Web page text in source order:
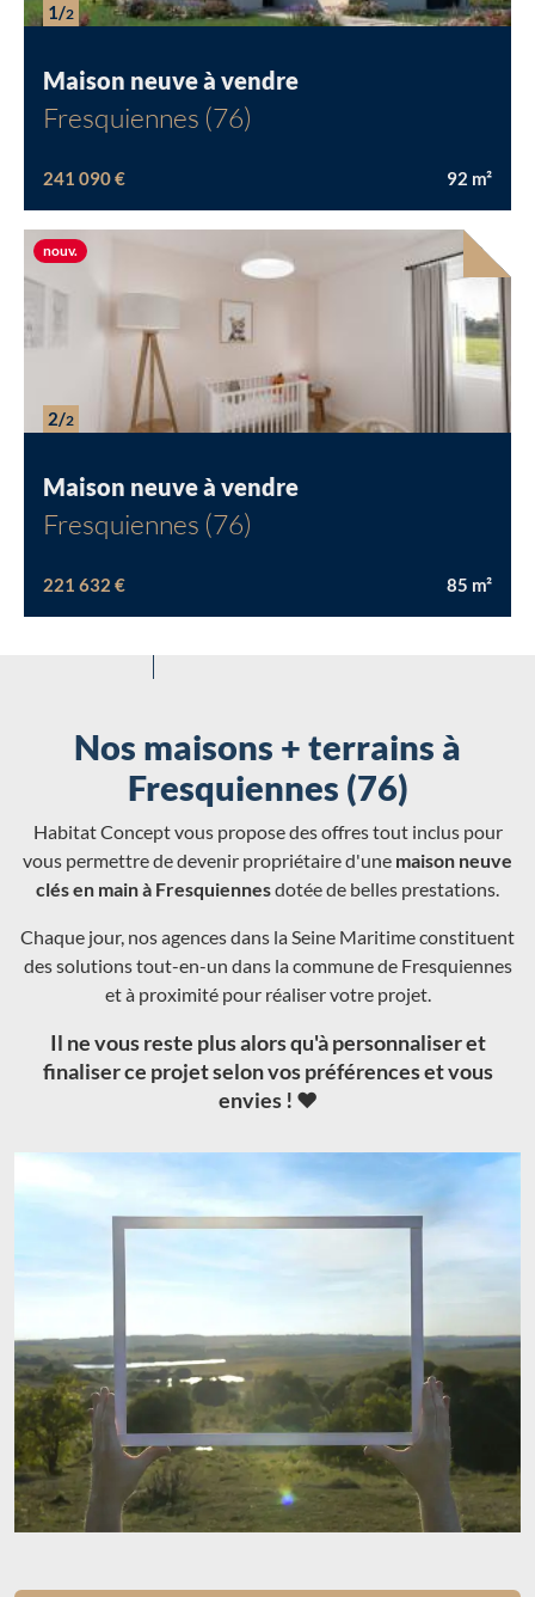
1/2
Maison neuve à vendre
Fresquiennes (76)
241 090 € 92 m²
2/2
Maison neuve à vendre
Fresquiennes (76)
221 632 € 85 m²
nouv.Nouvelle offre
Nos maisons + terrains à
Fresquiennes (76)
Habitat Concept vous propose des offres tout inclus pour
vous permettre de devenir propriétaire d'une maison neuve
clés en main à Fresquiennesdotée de belles prestations.
Chaque jour, nos agences dans la Seine Maritime constituent
des solutions tout-en-un dans la commune de Fresquiennes
et à proximité pour réaliser votre projet.
Il ne vous reste plus alors qu'à personnaliser et
finaliser ce projet selon vos préférences et vous
envies ! ❤️